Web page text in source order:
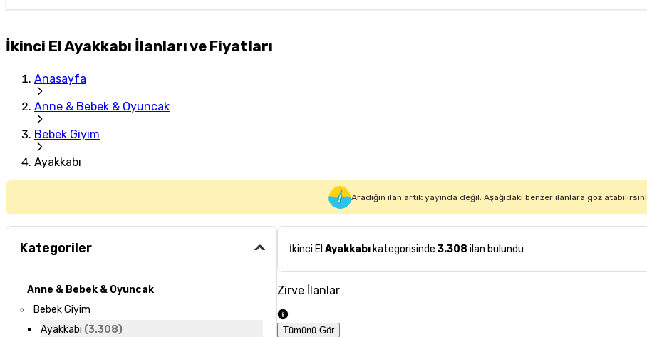
İkinci El Ayakkabı İlanları ve Fiyatları
Anasayfa
Anne & Bebek & Oyuncak
Bebek Giyim
Ayakkabı
Aradığın ilan artık yayında değil. Aşağıdaki benzer ilanlara göz atabilirsin!
Kategoriler
Anne & Bebek & Oyuncak
Bebek Giyim
Ayakkabı (3.308)
İkinci ElAyakkabı kategorisinde 3.308 ilan bulundu
Zirve İlanlar
Tümünü Gör